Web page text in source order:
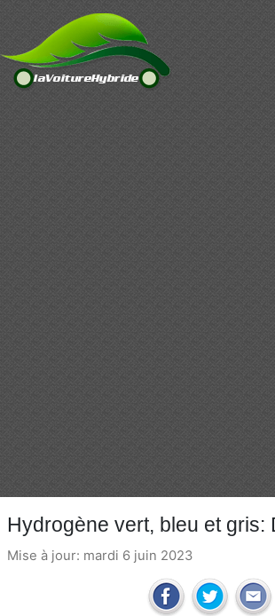
Hydrogène vert, bleu et gris:
Mise à jour: mardi 6 juin 2023